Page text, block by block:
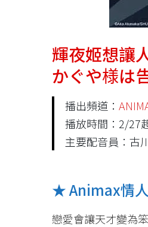
輝夜姬想讓
かぐや様は
播出頻道：
播放時間：2/27
主要配音員：古
★ Animax情
戀愛會讓天才變為